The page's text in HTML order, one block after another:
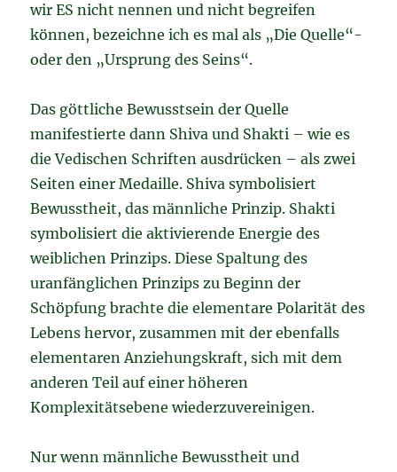
wir ES nicht nennen und nicht begreifen
können, bezeichne ich es mal als „Die Quelle“-
oder den „Ursprung des Seins“.
Das göttliche Bewusstsein der Quelle
manifestierte dann Shiva und Shakti – wie es
die Vedischen Schriften ausdrücken – als zwei
Seiten einer Medaille. Shiva symbolisiert
Bewusstheit, das männliche Prinzip. Shakti
symbolisiert die aktivierende Energie des
weiblichen Prinzips. Diese Spaltung des
uranfänglichen Prinzips zu Beginn der
Schöpfung brachte die elementare Polarität des
Lebens hervor, zusammen mit der ebenfalls
elementaren Anziehungskraft, sich mit dem
anderen Teil auf einer höheren
Komplexitätsebene wiederzuvereinigen.
Nur wenn männliche Bewusstheit und